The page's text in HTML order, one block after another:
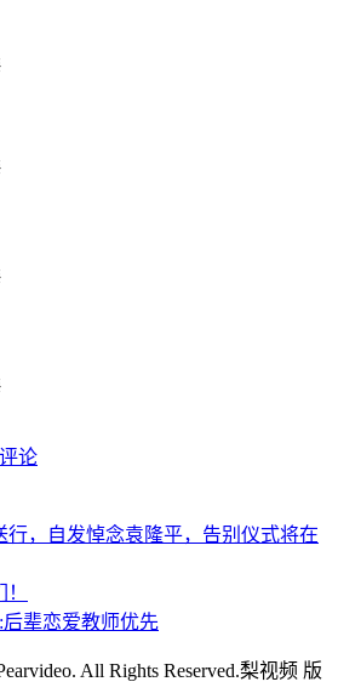
论
行，自发悼念袁隆平，告别仪式将在
辈恋爱教师优先
All Rights Reserved.梨视频 版